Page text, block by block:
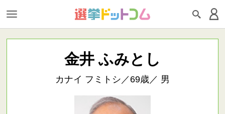
金井 ふみとし
カナイ フミトシ／69歳／ 男